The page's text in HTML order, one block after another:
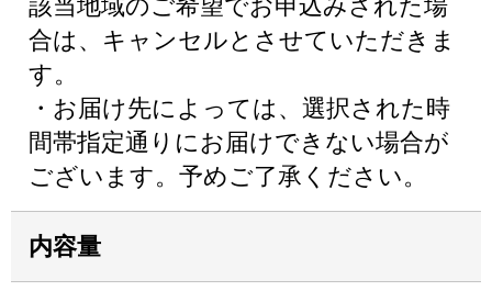
該当地域のご希望でお申込みされた場
合は、キャンセルとさせていただきま
す。
・お届け先によっては、選択された時
間帯指定通りにお届けできない場合が
ございます。予めご了承ください。
内容量